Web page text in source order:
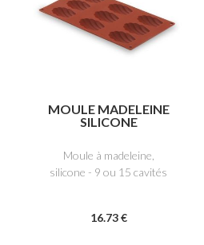
MOULE MADELEINE
SILICONE
Moule à madeleine,
silicone - 9 ou 15 cavités
16.73 €